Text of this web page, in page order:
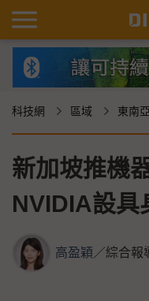
科技網 區域 東南亞
新加坡推機
NVIDIA設具
高盈穎／綜合報